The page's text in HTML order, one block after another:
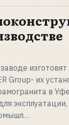
Group- их
в